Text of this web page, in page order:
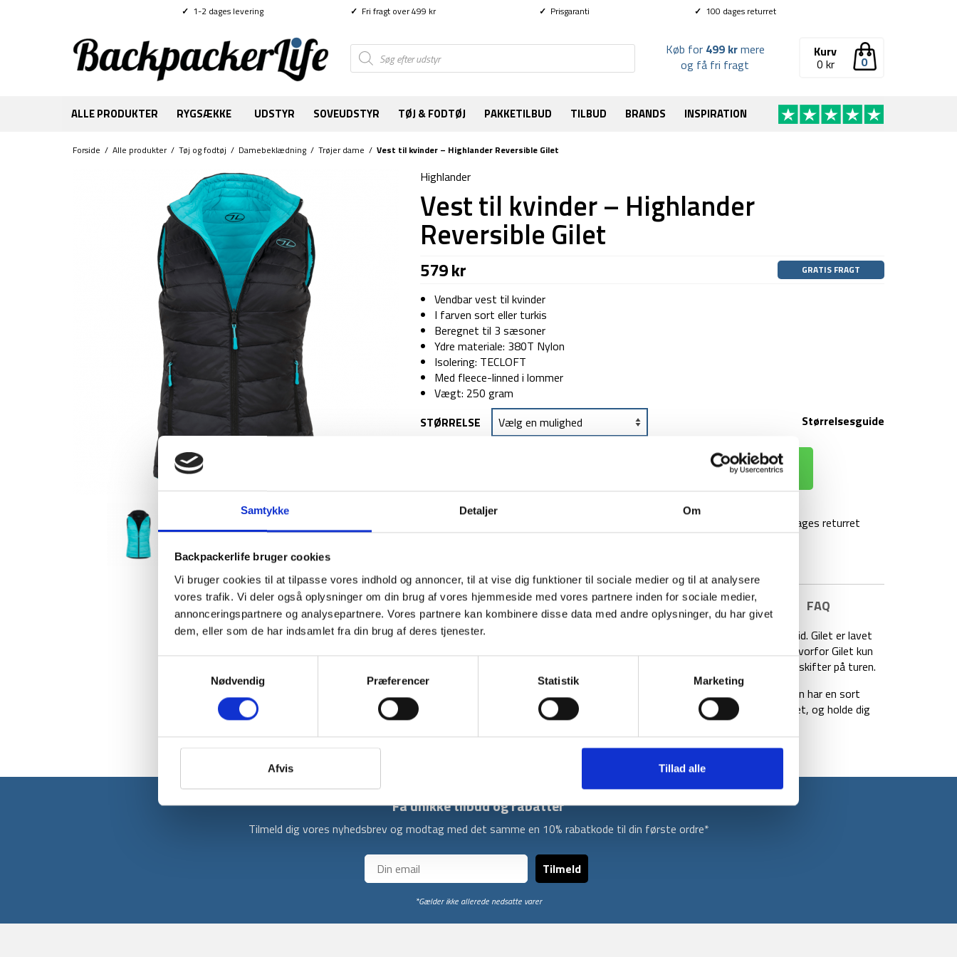
Samtykke Detaljer Om
Backpackerlife bruger cookies
Vi bruger cookies til at tilpasse vores indhold og annoncer, til at vise dig funktioner til sociale medier og til at analysere
vores trafik. Vi deler også oplysninger om din brug af vores hjemmeside med vores partnere inden for sociale medier,
annonceringspartnere og analysepartnere. Vores partnere kan kombinere disse data med andre oplysninger, du har givet
dem, eller som de har indsamlet fra din brug af deres tjenester.
Nødvendig
Præferencer Statistik Marketing
Afvis Tillad alle
✓ 1-2 dages levering ✓ Fri fragt over 499 kr ✓ Prisgaranti ✓ 100 dages returret
Products
search 0
Kurv
0 kr
Køb for 499 krmere
og få fri fragt
ALLE PRODUKTER RYGSÆKKE UDSTYR SOVEUDSTYR TØJ & FODTØJ PAKKETILBUD TILBUD BRANDS INSPIRATION
Forside / Alle produkter/ Tøj og fodtøj / Damebeklædning / Trøjer dame / Vest til kvinder – Highlander Reversible Gilet
Highlander
Vest til kvinder – Highlander
Reversible Gilet
579kr GRATIS FRAGT
Vendbar vest til kvinder
I farven sort eller turkis
Beregnet til 3 sæsoner
Ydre materiale: 380T Nylon
Isolering: TECLOFT
Med fleece-linned i lommer
Vægt: 250 gram
Størrelsesguide
STØRRELSE
1-2 dages levering 100 dages returret
BESKRIVELSE YDERLIGERE INFORMATION BRAND FAQ
Denne vest i modellen Gilet er en isolerende og vendbar vest til outdoor og fritid. Gilet er lavet
med TECLOFT syntetisk isolering, hvilket giver en god vægt- til-varme ratio, hvorfor Gilet kun
vejer 250 gram. Dermed kan Gilet hurtigt pakkes væk og tages frem når vejret skifter på turen.
Gilet vesten er designet ud fra et moderne design, og vesten kan vendes så den har en sort
farve eller en turkis farve. Med Gilet vesten kan du let bruge lag-til-lag princippet, og holde dig
varm og vindtæt på turen.
Få unikke tilbud og rabatter
Tilmeld dig vores nyhedsbrev og modtag med det samme en 10% rabatkode til din første ordre*
Tilmeld
*Gælder ikke allerede nedsatte varer